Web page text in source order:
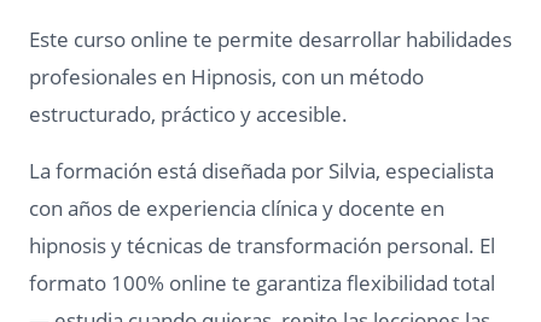
Este curso online te permite desarrollar habilidades
profesionales en Hipnosis, con un método
estructurado, práctico y accesible.
La formación está diseñada por Silvia, especialista
con años de experiencia clínica y docente en
hipnosis y técnicas de transformación personal. El
formato 100% online te garantiza flexibilidad total